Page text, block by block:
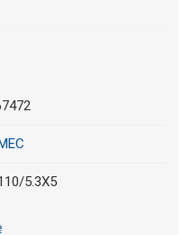
5.3X5